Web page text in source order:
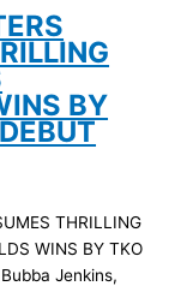
BY
THRILLING
WINS BY TKO
Jenkins,